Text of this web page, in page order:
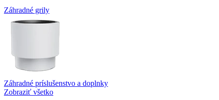
Záhradné grily
Záhradné príslušenstvo a doplnky
Zobraziť všetko